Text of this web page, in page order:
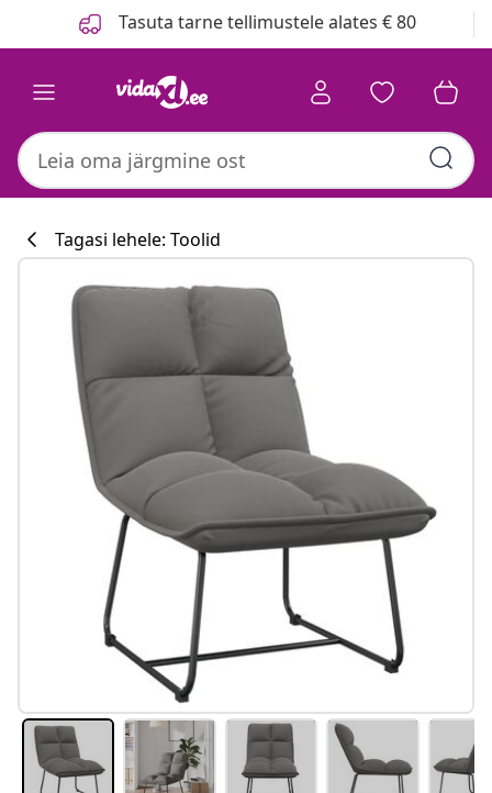
Tasuta tarne tellimustele alates € 80
#sharemevidaxl
Tagasi lehele: Toolid